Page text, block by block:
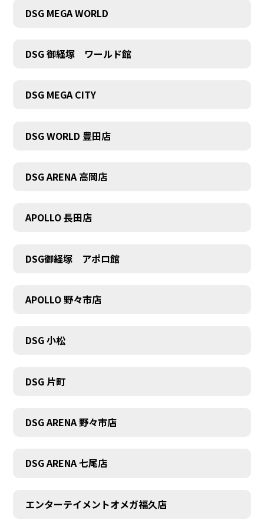
DSG MEGA WORLD
DSG 御経塚 ワールド館
DSG MEGA CITY
DSG WORLD 豊田店
DSG ARENA 高岡店
APOLLO 長田店
DSG御経塚 アポロ館
APOLLO 野々市店
DSG 小松
DSG 片町
DSG ARENA 野々市店
DSG ARENA 七尾店
エンターテイメントオメガ福久店